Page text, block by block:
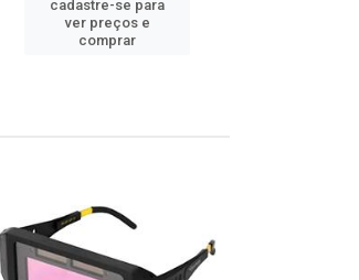
cadastre-se para
ver preços e
comprar